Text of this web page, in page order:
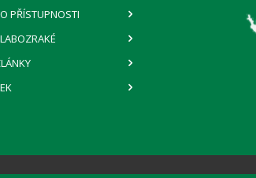
PŘÍSTUPNOSTI